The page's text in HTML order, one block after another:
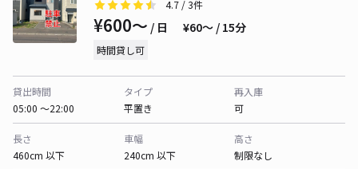
4.7 / 3件
¥600〜 / 日 ¥60〜 / 15分
時間貸し可
貸出時間
05:00 〜22:00
タイプ
平置き
再入庫
可
長さ
460cm 以下
車幅
240cm 以下
高さ
制限なし